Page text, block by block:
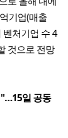
기업(매출
처기업 수 4
것으로 전망
일 공동